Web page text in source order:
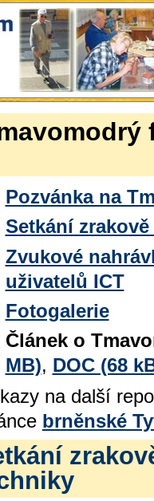
Pozvánka na
Setkání
Zvukové
uživatelů ICT
Fotogalerie
Článek o
MB), DOC (68
na další
brněnské